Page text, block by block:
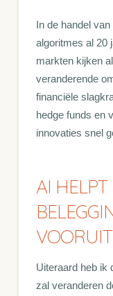
In de handel
algoritmes al 20
markten kijken
veranderende
financiële
hedge funds en
innovaties snel
AI HELPT
VOORUIT
Uiteraard heb ik
zal veranderen